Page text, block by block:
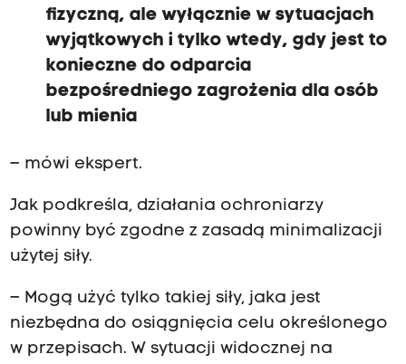
fizyczną, ale wyłącznie w sytuacjach
wyjątkowych i tylko wtedy, gdy jest to
konieczne do odparcia
bezpośredniego zagrożenia dla osób
lub mienia
– mówi ekspert.
Jak podkreśla, działania ochroniarzy
powinny być zgodne z zasadą minimalizacji
użytej siły.
– Mogą użyć tylko takiej siły, jaka jest
niezbędna do osiągnięcia celu określonego
w przepisach. W sytuacji widocznej na